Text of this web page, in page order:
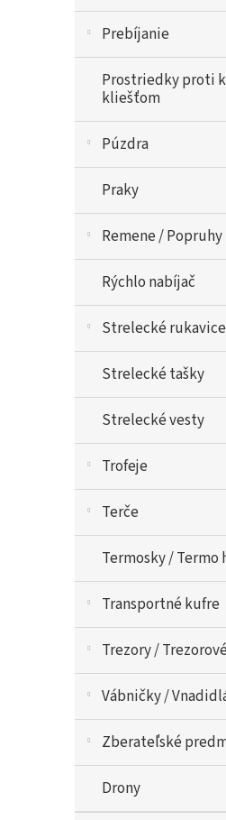
Prebíjanie
Prostriedky proti
kliešťom
Púzdra
Praky
Remene / Popruhy
Rýchlo nabíjač
Strelecké rukavice
Strelecké tašky
Strelecké vesty
Trofeje
Terče
Termosky / Termo
Transportné kufre
Trezory /
Vábničky /
Zberateľské
Drony